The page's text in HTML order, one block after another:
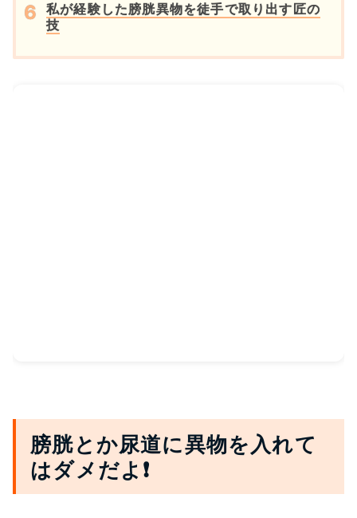
私が経験した膀胱異物を徒手で取り出す匠の
技
膀胱とか尿道に異物を入れて
はダメだよ❗